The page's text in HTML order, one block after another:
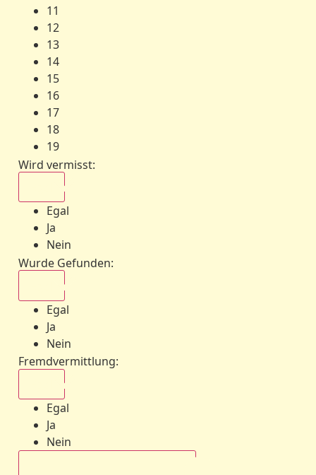
11
12
13
14
15
16
17
18
19
Wird vermisst:
Egal
Ja
Nein
Wurde Gefunden:
Egal
Ja
Nein
Fremdvermittlung:
Egal
Ja
Nein